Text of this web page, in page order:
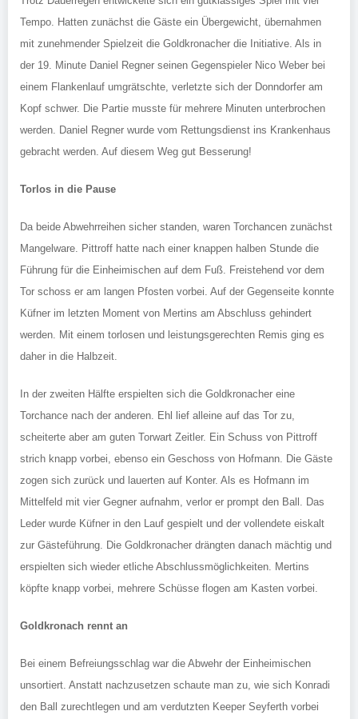
Tempo. Hatten zunächst die Gäste ein Übergewicht, übernahmen
mit zunehmender Spielzeit die Goldkronacher die Initiative. Als in
der 19. Minute Daniel Regner seinen Gegenspieler Nico Weber bei
einem Flankenlauf umgrätschte, verletzte sich der Donndorfer am
Kopf schwer. Die Partie musste für mehrere Minuten unterbrochen
werden. Daniel Regner wurde vom Rettungsdienst ins Krankenhaus
gebracht werden. Auf diesem Weg gut Besserung!
Torlos in die Pause
Da beide Abwehrreihen sicher standen, waren Torchancen zunächst
Mangelware. Pittroff hatte nach einer knappen halben Stunde die
Führung für die Einheimischen auf dem Fuß. Freistehend vor dem
Tor schoss er am langen Pfosten vorbei. Auf der Gegenseite konnte
Küfner im letzten Moment von Mertins am Abschluss gehindert
werden. Mit einem torlosen und leistungsgerechten Remis ging es
daher in die Halbzeit.
In der zweiten Hälfte erspielten sich die Goldkronacher eine
Torchance nach der anderen. Ehl lief alleine auf das Tor zu,
scheiterte aber am guten Torwart Zeitler. Ein Schuss von Pittroff
strich knapp vorbei, ebenso ein Geschoss von Hofmann. Die Gäste
zogen sich zurück und lauerten auf Konter. Als es Hofmann im
Mittelfeld mit vier Gegner aufnahm, verlor er prompt den Ball. Das
Leder wurde Küfner in den Lauf gespielt und der vollendete eiskalt
zur Gästeführung. Die Goldkronacher drängten danach mächtig und
erspielten sich wieder etliche Abschlussmöglichkeiten. Mertins
köpfte knapp vorbei, mehrere Schüsse flogen am Kasten vorbei.
Goldkronach rennt an
Bei einem Befreiungsschlag war die Abwehr der Einheimischen
unsortiert. Anstatt nachzusetzen schaute man zu, wie sich Konradi
den Ball zurechtlegen und am verdutzten Keeper Seyferth vorbei